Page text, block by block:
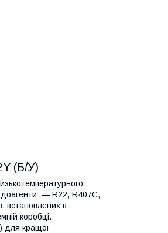
(Б/У)
— R22, R407C,
встановлених в
коробці.
для кращої